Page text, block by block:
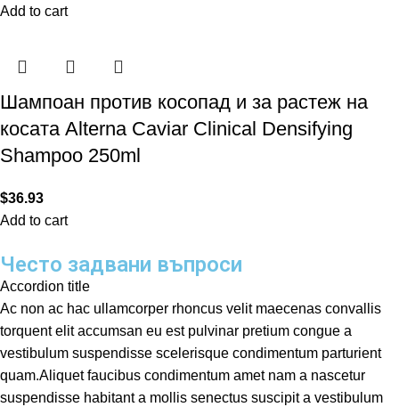
Add to cart
Шампоан против косопад и за растеж на
косата Alterna Caviar Clinical Densifying
Shampoo 250ml
$36.93
Add to cart
Често задвани въпроси
Accordion title
Ac non ac hac ullamcorper rhoncus velit maecenas convallis
torquent elit accumsan eu est pulvinar pretium congue a
vestibulum suspendisse scelerisque condimentum parturient
quam.Aliquet faucibus condimentum amet nam a nascetur
suspendisse habitant a mollis senectus suscipit a vestibulum